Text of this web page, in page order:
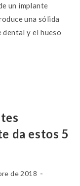
un implante
una sólida
y el hueso
da estos 5
de 2018